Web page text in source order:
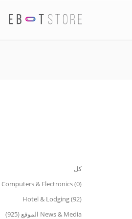
كل
Computers & Electronics (0)
Hotel & Lodging (92)
News & Media الموقع (925)